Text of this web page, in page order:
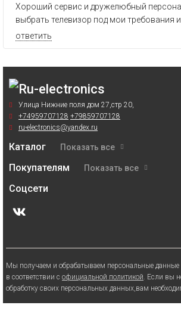
Хороший сервис и дружелюбный
выбрать телевизор под мои требования
ответить
Улица Нижние поля дом 27,стр 20,
+74959707128 +79859707128
ru-electronics@yandex.ru
Каталог Показать все
Покупателям Показать все
Соцсети
Мы получаем и обрабатываем персональные данные
в соответствии с официальной политикой. Если вы
обработку своих персональных данных,вам